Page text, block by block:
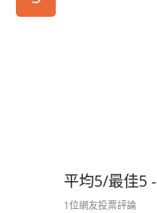
平均5/最佳5
1位網友投票評論